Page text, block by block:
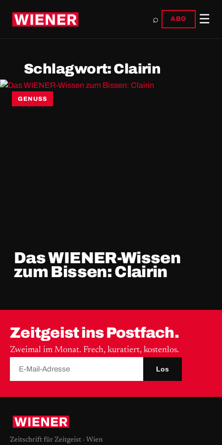
⌕ ABO ☰
Schlagwort:Clairin
GENUSS
Das WIENER-Wissen
zum Bissen: Clairin
Zeitgeist ins Postfach.
Zweimal im Monat. Frech, kuratiert, kostenlos.
Los
Zeitschrift für Zeitgeist · Wien